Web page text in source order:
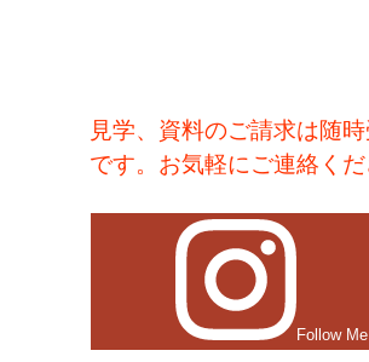
見学、資料のご請求は随
です。お気軽にご連絡くだ
Follow Me